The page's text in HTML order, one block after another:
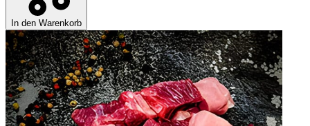
In den Warenkorb